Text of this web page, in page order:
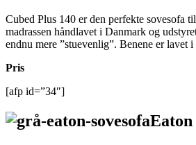
Cubed Plus 140 er den perfekte sovesofa
madrassen håndlavet i Danmark og
endnu mere ”stuevenlig”. Benene er lavet
Pris
[afp id=”34″]
Eaton